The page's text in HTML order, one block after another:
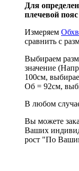
Для
плечевой
Измеряем
сравнить с
Выбираем
значение
100см,
Об = 92см,
В любом
Вы можете
Ваших
рост "По